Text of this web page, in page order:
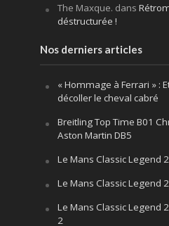
The Maxque. dans
déstructurée !
Nos derniers articles
« Hommage à Ferrari » :
décoller le cheval cabré
Breitling Top Time B01
Aston Martin DB5
Le Mans Classic Legend
Le Mans Classic Legend
Le Mans Classic Legend
2